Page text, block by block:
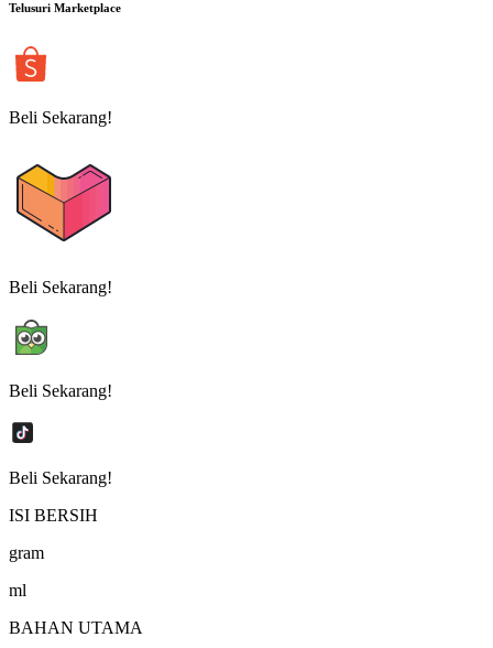
Telusuri Marketplace
Beli Sekarang!
Beli Sekarang!
Beli Sekarang!
Beli Sekarang!
ISI BERSIH
gram
ml
BAHAN UTAMA